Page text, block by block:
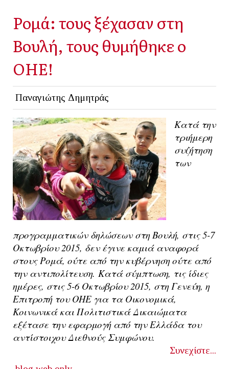
Ρομά: τους ξέχασαν στη
Βουλή, τους θυμήθηκε ο
ΟΗΕ!
Παναγιώτης Δημητράς
Κατά την
τριήμερη
συζήτηση
των
προγραμματικών δηλώσεων στη Βουλή, στις 5-7
Οκτωβρίου 2015, δεν έγινε καμιά αναφορά
στους Ρομά, ούτε από την κυβέρνηση ούτε από
την αντιπολίτευση. Κατά σύμπτωση, τις ίδιες
ημέρες, στις 5-6 Οκτωβρίου 2015, στη Γενεύη, η
Επιτροπή του ΟΗΕ για τα Οικονομικά,
Κοινωνικά και Πολιτιστικά Δικαιώματα
εξέτασε την εφαρμογή από την Ελλάδα του
αντίστοιχου Διεθνούς Συμφώνου.
Συνεχίστε...